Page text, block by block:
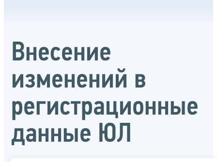
Внесение
изменений в
регистрационные
данные ЮЛ